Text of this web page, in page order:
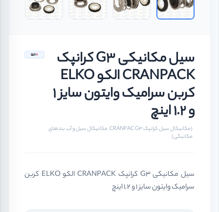
سیل مکانیکی G3 کرانپک
CRANPACK الکو ELKO
کربن سرامیک وایتون سایز 1
و 1.2 اینچ
(مکانیکال سیل کرانپک CRANPAC G3, مکانیکال سیل و آب بندهای
مکانیکی)
سیل مکانیکی G3 کرانپک CRANPACK الکو ELKO کربن
سرامیک وایتون سایز 1 و 1.2 اینچ